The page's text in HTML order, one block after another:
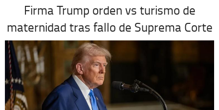
Firma Trump orden vs turismo de
maternidad tras fallo de Suprema Corte